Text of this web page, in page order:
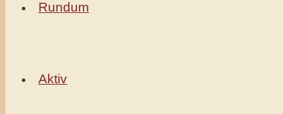
Rundum
Aktiv